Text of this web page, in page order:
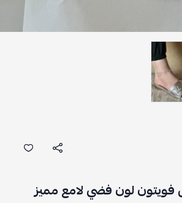
فويتون لون فضي لامع مميز